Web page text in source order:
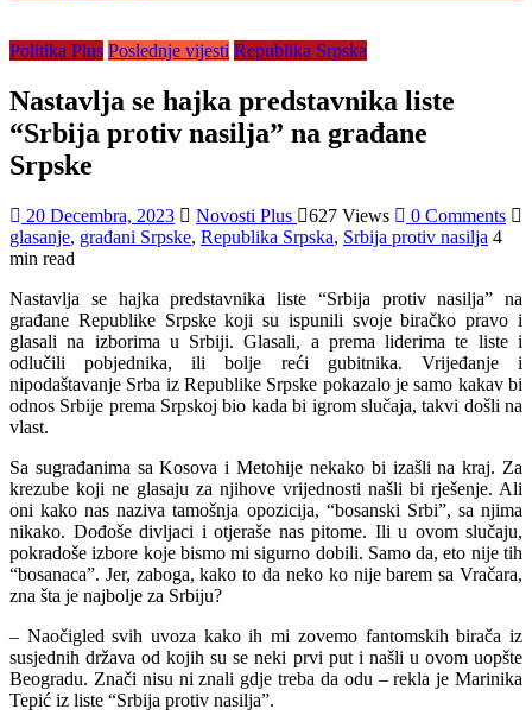
Politika Plus Poslednje vijesti Republika Srpska
Nastavlja se hajka predstavnika liste
“Srbija protiv nasilja” na građane
Srpske
20 Decembra, 2023 Novosti Plus 627 Views
0 Comments
glasanje, građani Srpske, Republika Srpska, Srbija protiv nasilja 4
min read
Nastavlja se hajka predstavnika liste “Srbija protiv nasilja” na
građane Republike Srpske koji su ispunili svoje biračko pravo i
glasali na izborima u Srbiji. Glasali, a prema liderima te liste i
odlučili pobjednika, ili bolje reći gubitnika. Vrijeđanje i
nipodaštavanje Srba iz Republike Srpske pokazalo je samo kakav bi
odnos Srbije prema Srpskoj bio kada bi igrom slučaja, takvi došli na
vlast.
Sa sugrađanima sa Kosova i Metohije nekako bi izašli na kraj. Za
krezube koji ne glasaju za njihove vrijednosti našli bi rješenje. Ali
oni kako nas naziva tamošnja opozicija, “bosanski Srbi”, sa njima
nikako. Dođoše divljaci i otjeraše nas pitome. Ili u ovom slučaju,
pokradoše izbore koje bismo mi sigurno dobili. Samo da, eto nije tih
“bosanaca”. Jer, zaboga, kako to da neko ko nije barem sa Vračara,
zna šta je najbolje za Srbiju?
– Naočigled svih uvoza kako ih mi zovemo fantomskih birača iz
susjednih država od kojih su se neki prvi put i našli u ovom uopšte
Beogradu. Znači nisu ni znali gdje treba da odu – rekla je Marinika
Tepić iz liste “Srbija protiv nasilja”.